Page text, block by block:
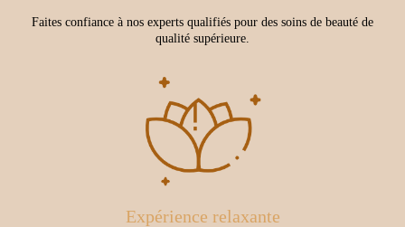
Faites confiance à nos experts qualifiés pour des soins de beauté de
qualité supérieure.
Expérience relaxante